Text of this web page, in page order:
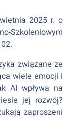
2025 r. o
Szkoleniowym
związane ze
wiele emocji i
AI wpływa na
jej rozwój?
zaproszeni